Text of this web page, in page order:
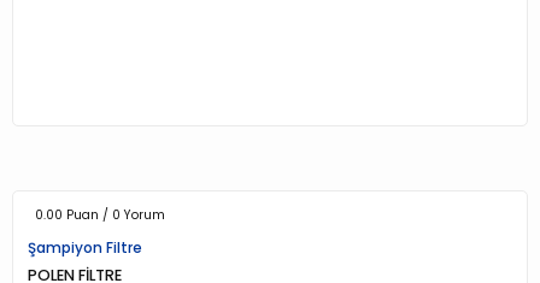
0.00 Puan / 0 Yorum
Şampiyon Filtre
POLEN FİLTRE